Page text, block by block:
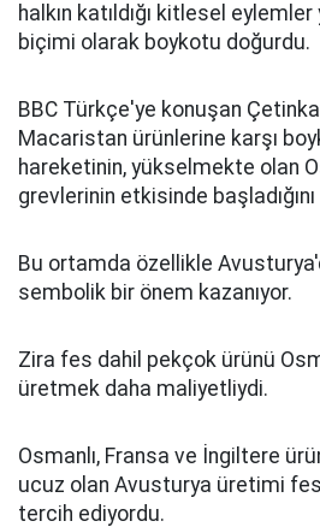
halkın katıldığı kitlesel
biçimi olarak boykotu doğurdu.
BBC Türkçe'ye konuşan
Macaristan ürünlerine karşı
hareketinin, yükselmekte olan
grevlerinin etkisinde başladığını
Bu ortamda özellikle
sembolik bir önem kazanıyor.
Zira fes dahil pekçok ürünü
üretmek daha maliyetliydi.
Osmanlı, Fransa ve İngiltere
ucuz olan Avusturya üretimi
tercih ediyordu.